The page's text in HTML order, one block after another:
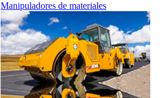
Manipuladores de materiales